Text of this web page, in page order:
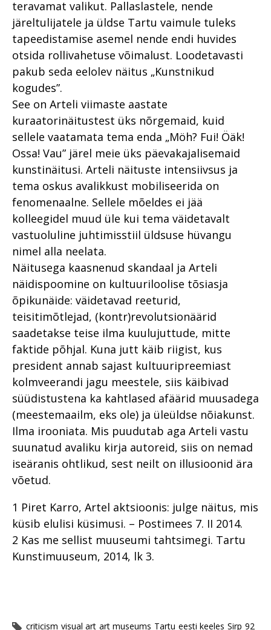
teravamat valikut. Pallaslastele, nende
järeltulijatele ja üldse Tartu vaimule tuleks
tapeedistamise asemel nende endi huvides
otsida rollivahetuse võimalust. Loodetavasti
pakub seda eelolev näitus „Kunstnikud
kogudes”.
See on Arteli viimaste aastate
kuraatorinäitustest üks nõrgemaid, kuid
sellele vaatamata tema enda „Möh? Fui! Öäk!
Ossa! Vau” järel meie üks päevakajalisemaid
kunstinäitusi. Arteli näituste intensiivsus ja
tema oskus avalikkust mobiliseerida on
fenomenaalne. Sellele mõeldes ei jää
kolleegidel muud üle kui tema väidetavalt
vastuoluline juhtimisstiil üldsuse hüvangu
nimel alla neelata.
Näitusega kaasnenud skandaal ja Arteli
näidispoomine on kultuuriloolise tõsiasja
õpikunäide: väidetavad reeturid,
teisitimõtlejad, (kontr)revolutsionäärid
saadetakse teise ilma kuulujuttude, mitte
faktide põhjal. Kuna jutt käib riigist, kus
president annab sajast kultuuripreemiast
kolmveerandi jagu meestele, siis käibivad
süüdistustena ka kahtlased afäärid muusadega
(meestemaailm, eks ole) ja üleüldse nõiakunst.
Ilma irooniata. Mis puudutab aga Arteli vastu
suunatud avaliku kirja autoreid, siis on nemad
iseäranis ohtlikud, sest neilt on illusioonid ära
võetud.
1 Piret Karro, Artel aktsioonis: julge näitus, mis
küsib elulisi küsimusi. – Postimees 7. II 2014.
2 Kas me sellist muuseumi tahtsimegi. Tartu
Kunstimuuseum, 2014, lk 3.
criticism visual art art museums Tartu eesti keeles Sirp 92